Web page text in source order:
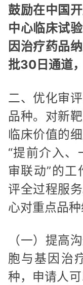
鼓励在中国
中心临床试
因治疗药品
批30日通道
二、优化审
品种。对新
临床价值的
“提前介入
审联动”的
评全过程服
心对重点品种
（一）提高
胞与基因治
种，申请人